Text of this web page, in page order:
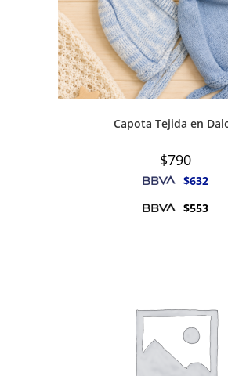
Capota Tejida en
$790
$632
$553